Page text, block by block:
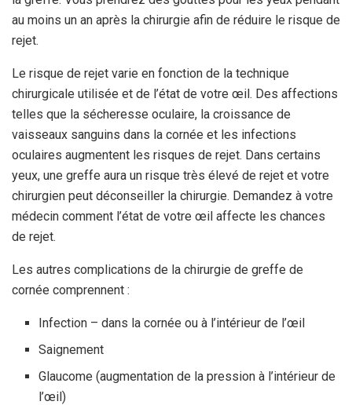
au moins un an après la chirurgie afin de réduire le risque de
rejet.
Le risque de rejet varie en fonction de la technique
chirurgicale utilisée et de l’état de votre œil. Des affections
telles que la sécheresse oculaire, la croissance de
vaisseaux sanguins dans la cornée et les infections
oculaires augmentent les risques de rejet. Dans certains
yeux, une greffe aura un risque très élevé de rejet et votre
chirurgien peut déconseiller la chirurgie. Demandez à votre
médecin comment l’état de votre œil affecte les chances
de rejet.
Les autres complications de la chirurgie de greffe de
cornée comprennent :
Infection – dans la cornée ou à l’intérieur de l’œil
Saignement
Glaucome (augmentation de la pression à l’intérieur de
l’œil)